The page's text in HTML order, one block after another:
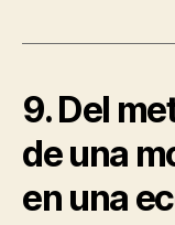
9. Del
de una
en una